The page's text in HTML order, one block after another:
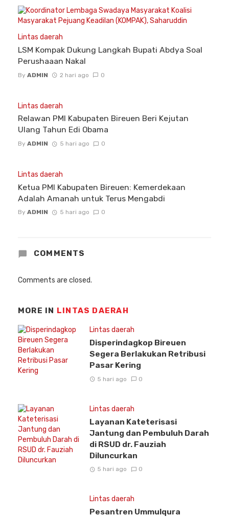
Lintas daerah
LSM Kompak Dukung Langkah Bupati Abdya Soal
Perushaaan Nakal
By ADMIN 2 hari ago 0
Lintas daerah
Relawan PMI Kabupaten Bireuen Beri Kejutan
Ulang Tahun Edi Obama
By ADMIN 5 hari ago 0
Lintas daerah
Ketua PMI Kabupaten Bireuen: Kemerdekaan
Adalah Amanah untuk Terus Mengabdi
By ADMIN 5 hari ago 0
COMMENTS
Comments are closed.
MORE IN LINTAS DAERAH
Lintas daerah
Disperindagkop Bireuen
Segera Berlakukan Retribusi
Pasar Kering
5 hari ago 0
Lintas daerah
Layanan Kateterisasi
Jantung dan Pembuluh Darah
di RSUD dr. Fauziah
Diluncurkan
5 hari ago 0
Lintas daerah
Pesantren Ummulqura